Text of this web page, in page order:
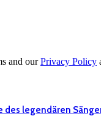
and ourPrivacy Policy
des legendären